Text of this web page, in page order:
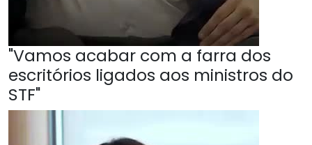
"Vamos acabar com a farra dos
escritórios ligados aos ministros do
STF"